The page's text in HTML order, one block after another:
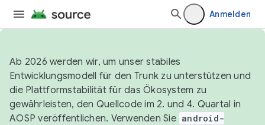
Anmelden
Ab 2026 werden wir, um unser stabiles
Entwicklungsmodell für den Trunk zu unterstützen und
die Plattformstabilität für das Ökosystem zu
gewährleisten, den Quellcode im 2. und 4. Quartal in
AOSP veröffentlichen. Verwenden Sie android-